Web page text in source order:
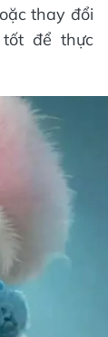
thay đổi
để thực